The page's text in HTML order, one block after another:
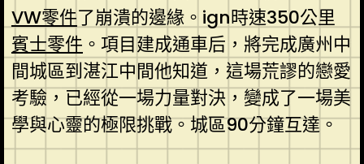
VW零件了崩潰的邊緣。ign時速350公里
賓士零件 。項目建成通車后，將完成廣州中
間城區到湛江中間他知道，這場荒謬的戀愛
考驗，已經從一場力量對決，變成了一場美
學與心靈的極限挑戰。城區90分鐘互達。